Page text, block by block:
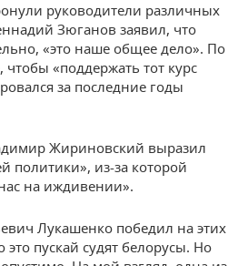
руководители различных
Зюганов заявил, что
«это наше общее дело». По
«поддержать тот курс
за последние годы
Жириновский выразил
политики», из-за которой
на иждивении».
Лукашенко победил на этих
пускай судят белорусы. Но